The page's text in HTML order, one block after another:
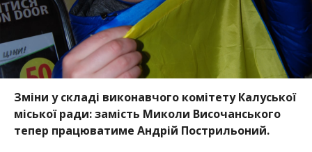
Зміни у складі виконавчого комітету Калуської
міської ради: замість Миколи Височанського
тепер працюватиме Андрій Пострильоний.